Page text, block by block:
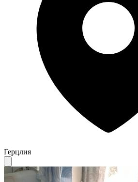
Герцлия